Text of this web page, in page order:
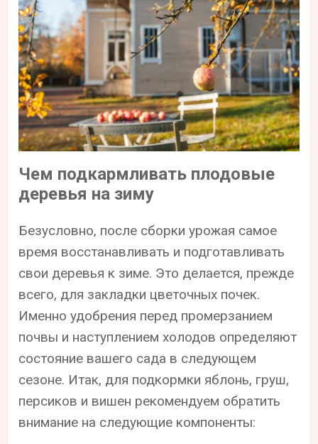
Чем подкармливать плодовые
деревья на зиму
Безусловно, после сборки урожая самое
время восстанавливать и подготавливать
свои деревья к зиме. Это делается, прежде
всего, для закладки цветочных почек.
Именно удобрения перед промерзанием
почвы и наступлением холодов определяют
состояние вашего сада в следующем
сезоне. Итак, для подкормки яблонь, груш,
персиков и вишен рекомендуем обратить
внимание на следующие компоненты: